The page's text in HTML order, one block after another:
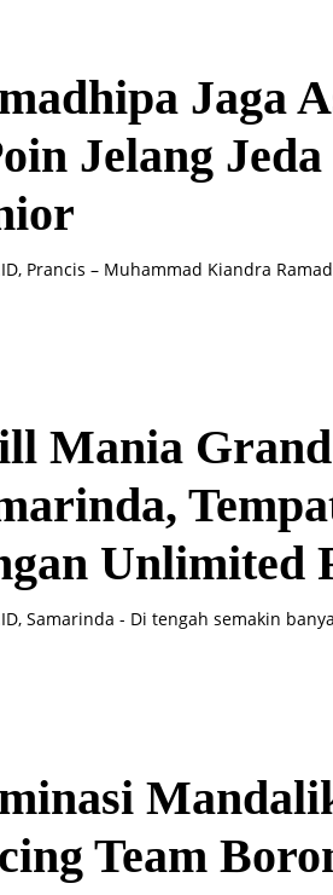
Jaga
Jelang
Prancis – Muhammad Kiandra
Mania
Unlimited
Samarinda - Di tengah semakin
Team